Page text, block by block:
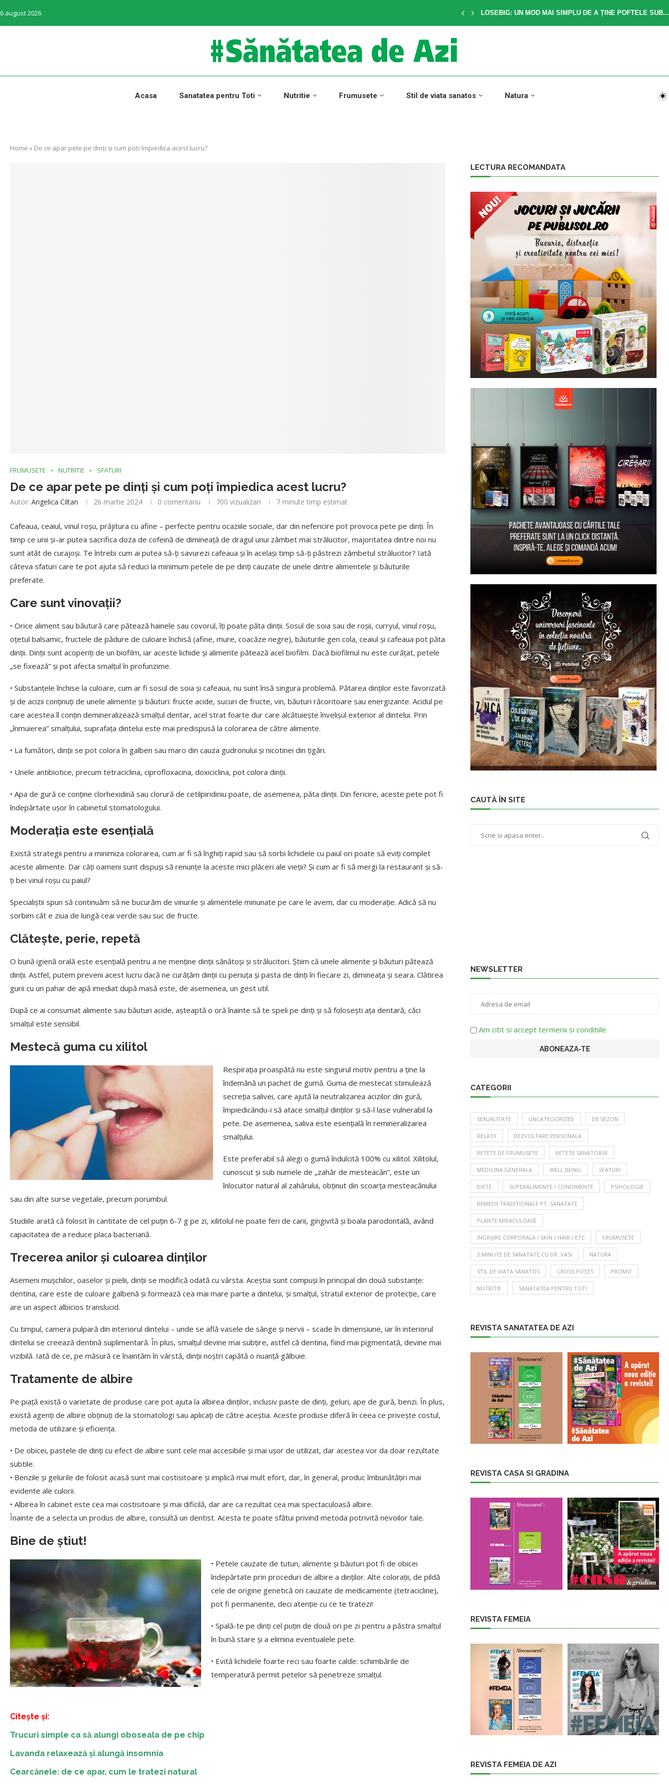
6 august 2026 LOSEBIG: UN MOD MAI SIMPLU DE A ȚINE POFTELE SUB...
Acasa Sanatatea pentru Toti Nutritie Frumusete Stil de viata sanatos Natura
Home » De ce apar pete pe dinți și cum poți împiedica acest lucru?
FRUMUSETE NUTRITIE SFATURI
De ce apar pete pe dinți și cum poți împiedica acest lucru?
Autor: Angelica Ciltan 26 martie 2024 0 comentariu 700 vizualizari 7 minute timp estimat
Cafeaua, ceaiul, vinul roșu, prăjitura cu afine – perfecte pentru ocaziile sociale, dar din nefericire pot provoca pete pe dinți. În
timp ce unii și-ar putea sacrifica doza de cofeină de dimineață de dragul unui zâmbet mai strălucitor, majoritatea dintre noi nu
sunt atât de curajoși. Te întrebi cum ai putea să-ți savurezi cafeaua și în același timp să-ți păstrezi zâmbetul strălucitor? Iată
câteva sfaturi care te pot ajuta să reduci la minimum petele de pe dinți cauzate de unele dintre alimentele și băuturile
preferate.
Care sunt vinovații?
• Orice aliment sau băutură care pătează hainele sau covorul, îți poate păta dinții. Sosul de soia sau de roșii, curryul, vinul roșu,
oțetul balsamic, fructele de pădure de culoare închisă (afine, mure, coacăze negre), băuturile gen cola, ceaiul și cafeaua pot păta
dinții. Dinții sunt acoperiți de un biofilm, iar aceste lichide și alimente pătează acel biofilm. Dacă biofilmul nu este curățat, petele
„se fixează” și pot afecta smalțul în profunzime.
• Substanțele închise la culoare, cum ar fi sosul de soia și cafeaua, nu sunt însă singura problemă. Pătarea dinților este favorizată
și de acizii conținuți de unele alimente și băuturi: fructe acide, sucuri de fructe, vin, băuturi răcoritoare sau energizante. Acidul pe
care acestea îl conțin demineralizează smalțul dentar, acel strat foarte dur care alcătuiește învelișul exterior al dintelui. Prin
„înmuierea” smalțului, suprafața dintelui este mai predispusă la colorarea de către alimente.
• La fumători, dinții se pot colora în galben sau maro din cauza gudronului și nicotinei din țigări.
• Unele antibiotice, precum tetraciclina, ciprofloxacina, doxiciclina, pot colora dinții.
• Apa de gură ce conține clorhexidină sau clorură de cetilpiridiniu poate, de asemenea, păta dinții. Din fericire, aceste pete pot fi
îndepărtate ușor în cabinetul stomatologului.
Moderația este esențială
Există strategii pentru a minimiza colorarea, cum ar fi să înghiți rapid sau să sorbi lichidele cu paiul ori poate să eviți complet
aceste alimente. Dar câți oameni sunt dispuși să renunțe la aceste mici plăceri ale vieții? Și cum ar fi să mergi la restaurant și să-
ți bei vinul roșu cu paiul?
Specialiștii spun să continuăm să ne bucurăm de vinurile și alimentele minunate pe care le avem, dar cu moderație. Adică să nu
sorbim cât e ziua de lungă ceai verde sau suc de fructe.
Clătește, perie, repetă
O bună igienă orală este esențială pentru a ne menține dinții sănătoși și strălucitori. Știim că unele alimente și băuturi pătează
dinții. Astfel, putem preveni acest lucru dacă ne curățăm dinții cu periuța și pasta de dinți în fiecare zi, dimineața și seara. Clătirea
gurii cu un pahar de apă imediat după masă este, de asemenea, un gest util.
După ce ai consumat alimente sau băuturi acide, așteaptă o oră înainte să te speli pe dinți și să folosești ața dentară, căci
smalțul este sensibil.
Mestecă guma cu xilitol
Respirația proaspătă nu este singurul motiv pentru a ține la
îndemână un pachet de gumă. Guma de mestecat stimulează
secreția salivei, care ajută la neutralizarea acizilor din gură,
împiedicându-i să atace smalțul dinților și să-l lase vulnerabil la
pete. De asemenea, saliva este esențială în remineralizarea
smalțului.
Este preferabil să alegi o gumă îndulcită 100% cu xilitol. Xilitolul,
cunoscut și sub numele de „zahăr de mesteacăn”, este un
înlocuitor natural al zahărului, obținut din scoarța mesteacănului
sau din alte surse vegetale, precum porumbul.
Studiile arată că folosit în cantitate de cel puțin 6-7 g pe zi, xilitolul ne poate feri de carii, gingivită și boala parodontală, având
capacitatea de a reduce placa bacteriană.
Trecerea anilor și culoarea dinților
Asemeni mușchilor, oaselor și pielii, dinții se modifică odată cu vârsta. Aceștia sunt compuși în principal din două substanțe:
dentina, care este de culoare galbenă și formează cea mai mare parte a dintelui, și smalțul, stratul exterior de protecție, care
are un aspect albicios translucid.
Cu timpul, camera pulpară din interiorul dintelui – unde se află vasele de sânge și nervii – scade în dimensiune, iar în interiorul
dintelui se creează dentină suplimentară. În plus, smalțul devine mai subțire, astfel că dentina, fiind mai pigmentată, devine mai
vizibilă. Iată de ce, pe măsură ce înaintăm în vârstă, dinții noștri capătă o nuanță gălbuie.
Tratamente de albire
Pe piață există o varietate de produse care pot ajuta la albirea dinților, inclusiv paste de dinți, geluri, ape de gură, benzi. În plus,
există agenți de albire obținuți de la stomatologi sau aplicați de către aceștia. Aceste produse diferă în ceea ce privește costul,
metoda de utilizare și eficiența.
• De obicei, pastele de dinți cu efect de albire sunt cele mai accesibile și mai ușor de utilizat, dar acestea vor da doar rezultate
subtile.
• Benzile și gelurile de folosit acasă sunt mai costisitoare și implică mai mult efort, dar, în general, produc îmbunătățiri mai
evidente ale culorii.
• Albirea în cabinet este cea mai costisitoare și mai dificilă, dar are ca rezultat cea mai spectaculoasă albire.
Înainte de a selecta un produs de albire, consultă un dentist. Acesta te poate sfătui privind metoda potrivită nevoilor tale.
Bine de știut!
• Petele cauzate de tutun, alimente și băuturi pot fi de obicei
îndepărtate prin proceduri de albire a dinților. Alte colorații, de pildă
cele de origine genetică ori cauzate de medicamente (tetracicline),
pot fi permanente, deci atenție cu ce te tratezi!
• Spală-te pe dinți cel puțin de două ori pe zi pentru a păstra smalțul
în bună stare și a elimina eventualele pete.
• Evită lichidele foarte reci sau foarte calde: schimbările de
temperatură permit petelor să penetreze smalțul.
Citește și:
Trucuri simple ca să alungi oboseala de pe chip
Lavanda relaxează și alungă insomnia
Cearcănele: de ce apar, cum le tratezi natural
LECTURA RECOMANDATA
CAUTĂ ÎN SITE
NEWSLETTER
Am citit si accept termenii si conditiile
CATEGORII
SEXUALITATE UNCATEGORIZED DE SEZON
RELATII DEZVOLTARE PERSONALA
RETETE DE FRUMUSETE RETETE SANATOASE
MEDICINA GENERALA WELL BEING SFATURI
DIETE SUPERALIMENTE / CONDIMENTE PSIHOLOGIE
REMEDII TRADITIONALE PT. SANATATE
PLANTE MIRACULOASE
INGRIJIRE CORPORALA / SKIN / HAIR / ETC FRUMUSETE
3 MINUTE DE SANATATE CU DR. VASI NATURA
STIL DE VIATA SANATOS CROSS POSTS PROMO
NUTRITIE SANATATEA PENTRU TOTI
REVISTA SANATATEA DE AZI
REVISTA CASA SI GRADINA
REVISTA FEMEIA
REVISTA FEMEIA DE AZI